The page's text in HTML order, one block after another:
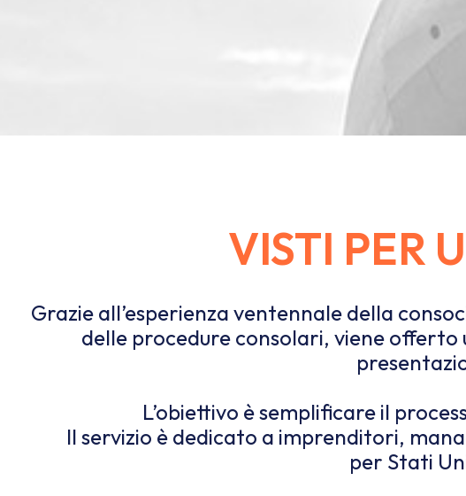
VISTI PER
Grazie all’esperienza ventennale della
delle procedure consolari, viene
L’obiettivo è semplificare il
Il servizio è dedicato a imprenditori,
per Stati